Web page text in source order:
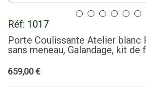
Réf: 1017
Porte Coulissante Atelier blanc
sans meneau, Galandage, kit de
659,00€